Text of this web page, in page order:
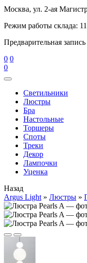
Москва, ул. 2-ая
Режим работы склада:
Предварительная
0 0
0
Cветильники
Люстры
Бра
Настольные
Торшеры
Споты
Треки
Декор
Лампочки
Уценка
Назад
Argus Light » Люстры »